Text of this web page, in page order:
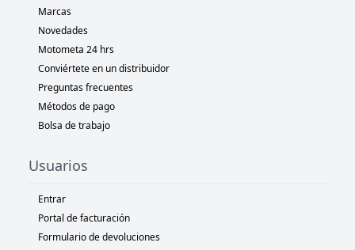
Marcas
Novedades
Motometa 24 hrs
Conviértete en un distribuidor
Preguntas frecuentes
Métodos de pago
Bolsa de trabajo
Usuarios
Entrar
Portal de facturación
Formulario de devoluciones